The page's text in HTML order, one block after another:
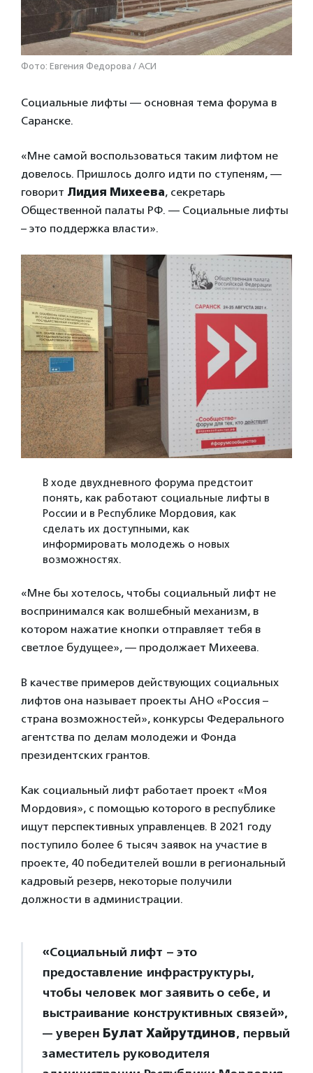
Фото: Евгения Федорова / АСИ
Социальные лифты — основная тема форума в
Саранске.
«Мне самой воспользоваться таким лифтом не
довелось. Пришлось долго идти по ступеням, —
говорит Лидия Михеева, секретарь
Общественной палаты РФ. — Социальные лифты
– это поддержка власти».
В ходе двухдневного форума предстоит
понять, как работают социальные лифты в
России и в Республике Мордовия, как
сделать их доступными, как
информировать молодежь о новых
возможностях.
«Мне бы хотелось, чтобы социальный лифт не
воспринимался как волшебный механизм, в
котором нажатие кнопки отправляет тебя в
светлое будущее», — продолжает Михеева.
В качестве примеров действующих социальных
лифтов она называет проекты АНО «Россия –
страна возможностей», конкурсы Федерального
агентства по делам молодежи и Фонда
президентских грантов.
Как социальный лифт работает проект «Моя
Мордовия», с помощью которого в республике
ищут перспективных управленцев. В 2021 году
поступило более 6 тысяч заявок на участие в
проекте, 40 победителей вошли в региональный
кадровый резерв, некоторые получили
должности в администрации.
«Социальный лифт – это
предоставление инфраструктуры,
чтобы человек мог заявить о себе, и
выстраивание конструктивных связей»,
— уверен Булат Хайрутдинов, первый
заместитель руководителя